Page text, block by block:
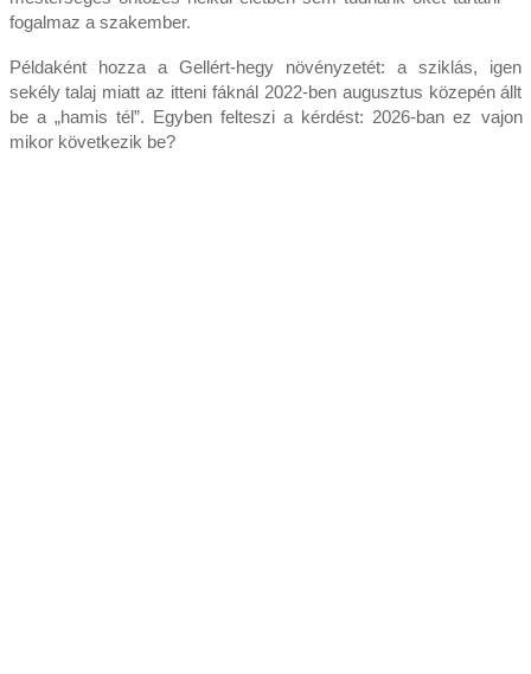
fogalmaz a szakember.
Példaként hozza a Gellért-hegy növényzetét: a sziklás, igen
sekély talaj miatt az itteni fáknál 2022-ben augusztus közepén állt
be a „hamis tél”. Egyben felteszi a kérdést: 2026-ban ez vajon
mikor következik be?